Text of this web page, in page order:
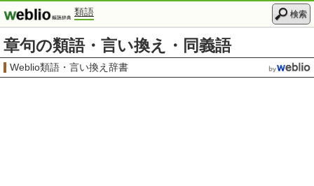
類語 検索
章句の類語・言い換え・同義語
Weblio類語・言い換え辞書